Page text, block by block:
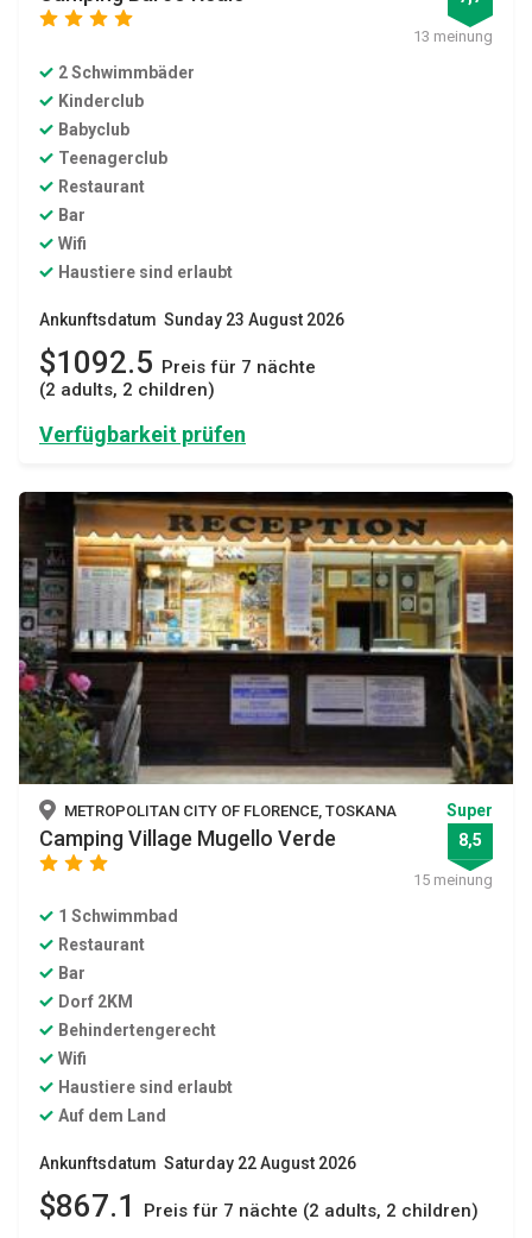
star star star
13 meinung
2 Schwimmbäder
Kinderclub
Babyclub
Teenagerclub
Restaurant
Bar
Wifi
Haustiere sind erlaubt
Ankunftsdatum Sunday 23 August 2026
$1092.5 Preis für 7 nächte
(2 adults, 2 children)
Verfügbarkeit prüfen
METROPOLITAN CITY OF FLORENCE, TOSKANA
Camping Village Mugello Verde
star star
Super
8,5
15 meinung
1 Schwimmbad
Restaurant
Bar
Dorf 2KM
Behindertengerecht
Wifi
Haustiere sind erlaubt
Auf dem Land
Ankunftsdatum Saturday 22 August 2026
$867.1 Preis für 7 nächte (2 adults, 2 children)